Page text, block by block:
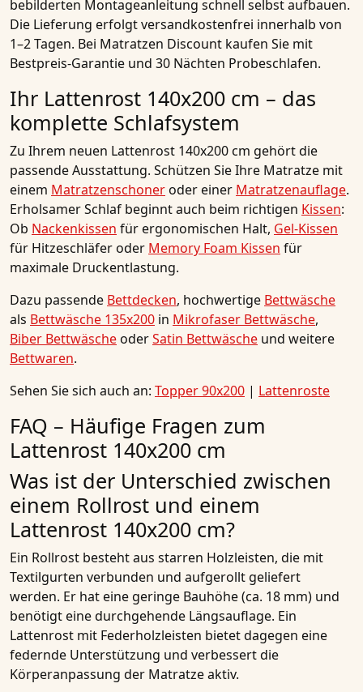
bebilderten Montageanleitung schnell selbst aufbauen.
Die Lieferung erfolgt versandkostenfrei innerhalb von
1–2 Tagen. Bei Matratzen Discount kaufen Sie mit
Bestpreis-Garantie und 30 Nächten Probeschlafen.
Ihr Lattenrost 140x200 cm – das
komplette Schlafsystem
Zu Ihrem neuen Lattenrost 140x200 cm gehört die
passende Ausstattung. Schützen Sie Ihre Matratze mit
einem Matratzenschoneroder einer Matratzenauflage.
Erholsamer Schlaf beginnt auch beim richtigen Kissen:
Ob Nackenkissen für ergonomischen Halt, Gel-Kissen
für Hitzeschläfer oder Memory Foam Kissen für
maximale Druckentlastung.
Dazu passende Bettdecken, hochwertige Bettwäsche
als Bettwäsche 135x200 in Mikrofaser Bettwäsche,
Biber BettwäscheoderSatin Bettwäsche und weitere
Bettwaren.
Sehen Sie sich auch an: Topper 90x200 | Lattenroste
FAQ – Häufige Fragen zum
Lattenrost 140x200 cm
Was ist der Unterschied zwischen
einem Rollrost und einem
Lattenrost 140x200 cm?
Ein Rollrost besteht aus starren Holzleisten, die mit
Textilgurten verbunden und aufgerollt geliefert
werden. Er hat eine geringe Bauhöhe (ca. 18 mm) und
benötigt eine durchgehende Längsauflage. Ein
Lattenrost mit Federholzleisten bietet dagegen eine
federnde Unterstützung und verbessert die
Körperanpassung der Matratze aktiv.